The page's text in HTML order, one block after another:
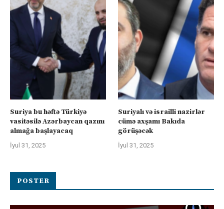
Suriya bu həftə Türkiyə
vasitəsilə Azərbaycan qazını
almağa başlayacaq
İyul 31, 2025
Suriyalı və israilli nazirlər
cümə axşamı Bakıda
görüşəcək
İyul 31, 2025
POSTER